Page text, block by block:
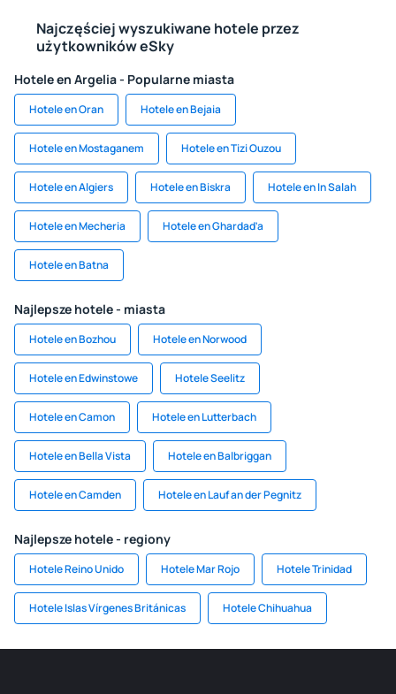
Najczęściej wyszukiwane hotele przez
użytkowników eSky
Hotele en Argelia - Popularne miasta
Hotele en Oran Hotele en Bejaia
Hotele en Mostaganem Hotele en Tizi Ouzou
Hotele en Algiers Hotele en Biskra Hotele en In Salah
Hotele en Mecheria Hotele en Ghardaďa
Hotele en Batna
Najlepsze hotele - miasta
Hotele en Bozhou Hotele en Norwood
Hotele en Edwinstowe Hotele Seelitz
Hotele en Camon Hotele en Lutterbach
Hotele en Bella Vista Hotele en Balbriggan
Hotele en Camden Hotele en Lauf an der Pegnitz
Najlepsze hotele - regiony
Hotele Reino Unido Hotele Mar Rojo Hotele Trinidad
Hotele Islas Vírgenes Británicas Hotele Chihuahua